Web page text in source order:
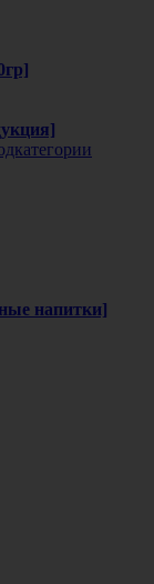
напитки]